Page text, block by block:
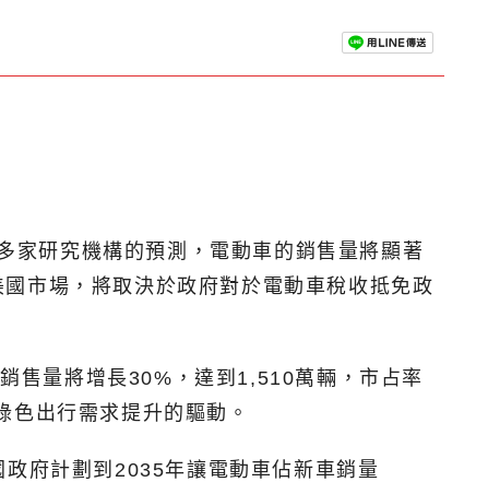
家研究機構的預測，電動車的銷售量將顯著
市場，將取決於政府對於電動車稅收抵免政
售量將增長30%，達到1,510萬輛，市占率
出行需求提升的驅動。
府計劃到2035年讓電動車佔新車銷量